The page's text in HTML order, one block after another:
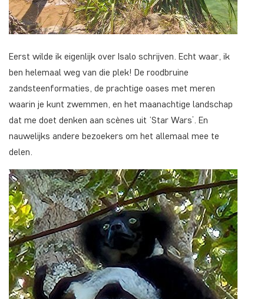
Eerst wilde ik eigenlijk over Isalo schrijven. Echt waar, ik
ben helemaal weg van die plek! De roodbruine
zandsteenformaties, de prachtige oases met meren
waarin je kunt zwemmen, en het maanachtige landschap
dat me doet denken aan scènes uit ‘Star Wars’. En
nauwelijks andere bezoekers om het allemaal mee te
delen.